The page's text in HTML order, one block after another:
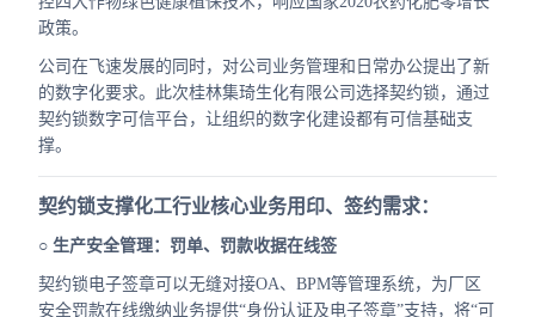
政策。
公司在飞速发展的同时，对公司业务管理和日常办公提出了新
的数字化要求。此次桂林集琦生化有限公司选择契约锁，通过
契约锁数字可信平台，让组织的数字化建设都有可信基础支
撑。
契约锁支撑化工行业核心业务用印、签约需求：
○ 生产安全管理：罚单、罚款收据在线签
契约锁电子签章可以无缝对接OA、BPM等管理系统，为厂区
安全罚款在线缴纳业务提供“身份认证及电子签章”支持，将“可